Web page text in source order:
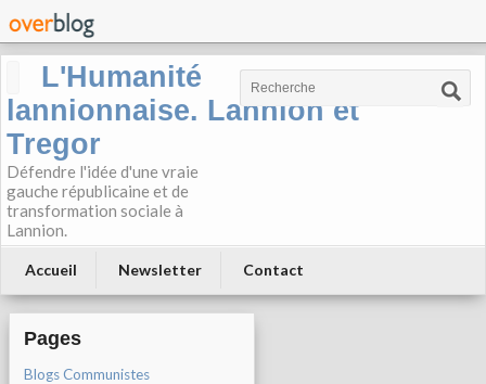
L'Humanité
lannionnaise. Lannion et
Tregor
Défendre l'idée d'une vraie
gauche républicaine et de
transformation sociale à
Lannion.
Accueil Newsletter Contact
Pages
Blogs Communistes